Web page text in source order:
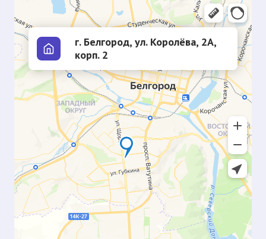
г. Белгород, ул. Королёва, 2А,
корп. 2